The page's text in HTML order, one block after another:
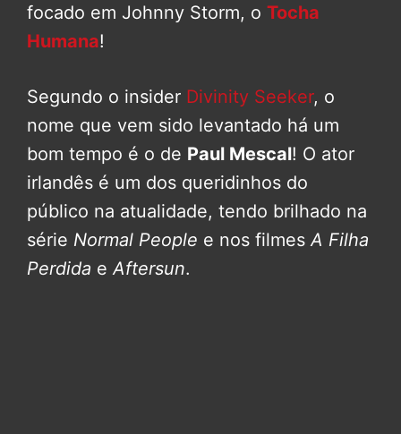
focado em Johnny Storm, o Tocha
Humana!
Segundo o insider Divinity Seeker, o
nome que vem sido levantado há um
bom tempo é o de Paul Mescal! O ator
irlandês é um dos queridinhos do
público na atualidade, tendo brilhado na
série Normal People e nos filmesA Filha
Perdida eAftersun.